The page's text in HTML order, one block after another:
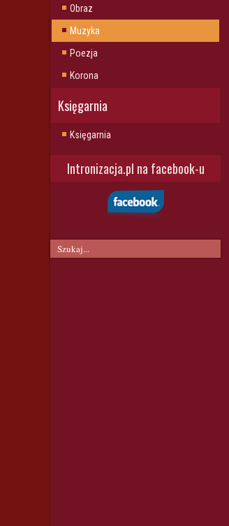
Obraz
Muzyka
Poezja
Korona
Księgarnia
Księgarnia
Intronizacja.pl na facebook-u